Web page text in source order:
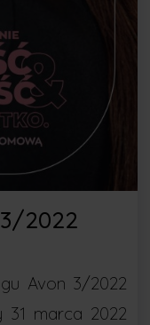
3/2022
Avon 3/2022
31 marca 2022